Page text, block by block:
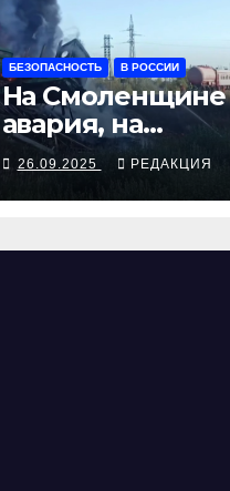
БЕЗОПАСНОСТЬ В РОССИИ
На Смоленщине
авария, на
Псковщине
взрыв
26.09.2025 РЕДАКЦИЯ